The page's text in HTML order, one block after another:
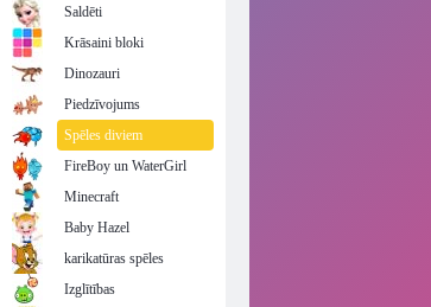
Saldēti
Krāsaini bloki
Dinozauri
Piedzīvojums
Spēles diviem
FireBoy un WaterGirl
Minecraft
Baby Hazel
karikatūras spēles
Izglītības